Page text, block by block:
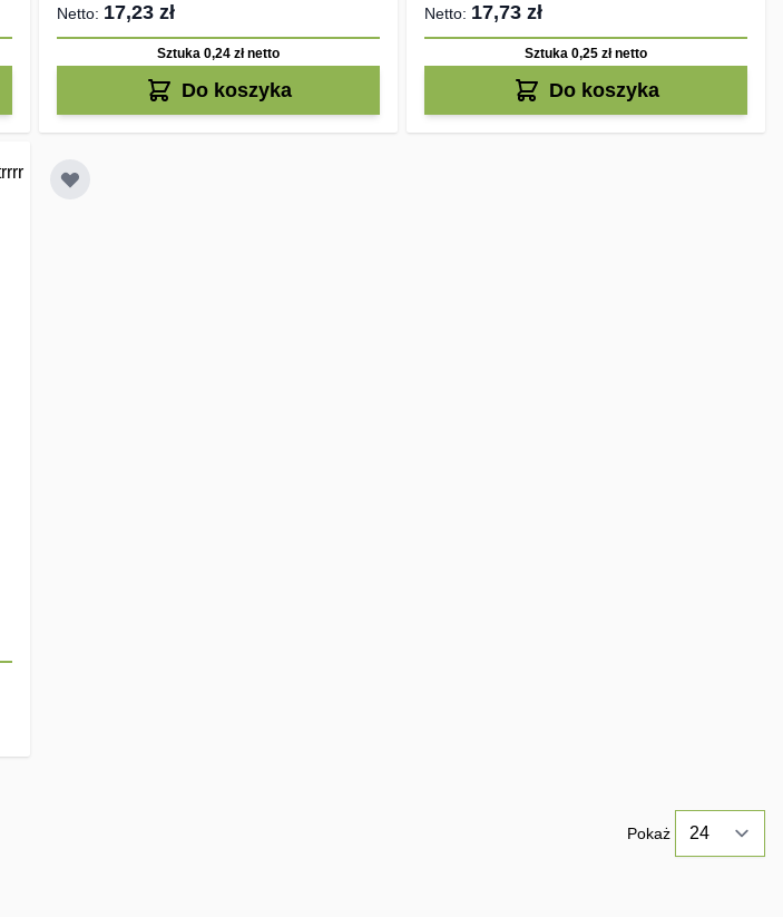
17,23 zł
Sztuka 0,24 złnetto
Do koszyka
17,73 zł
Sztuka 0,25 złnetto
Do koszyka
Pokaż